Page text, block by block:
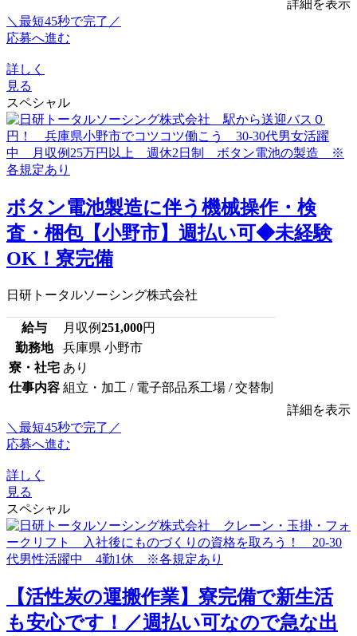
詳細を表示
＼最短45秒で完了／
応募へ進む
詳しく
見る
スペシャル
ボタン電池製造に伴う機械操作・検
査・梱包【小野市】週払い可◆未経験
OK！寮完備
日研トータルソーシング株式会社
給与 月収例251,000円
勤務地
兵庫県 小野市
寮・社宅 あり
仕事内容 組立・加工 / 電子部品系工場 / 交替制
詳細を表示
＼最短45秒で完了／
応募へ進む
詳しく
見る
スペシャル
【活性炭の運搬作業】寮完備で新生活
も安心です！／週払い可なので急な出